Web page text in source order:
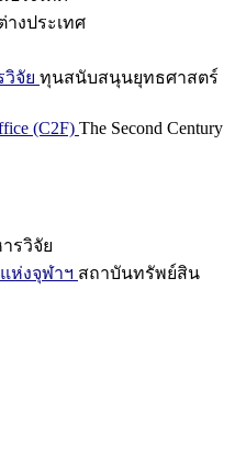
งประเทศ
จัย ทุนสนับสนุนยุทธศาสตร์
(C2F) The Second Century
รวิจัย
ห่งจุฬาฯ สถาบันทรัพย์สิน